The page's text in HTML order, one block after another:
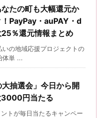
なたの町も大幅還元か
PayPay・auPAY・d
％還元情報まとめ
の地域応援プロジェクトの
体単 ...
大抽選会」今日から開
円当たる
トが毎日当たるキャンペー